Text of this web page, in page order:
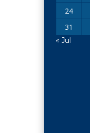
24
31
« Jul